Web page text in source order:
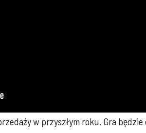
w przyszłym roku. Gra